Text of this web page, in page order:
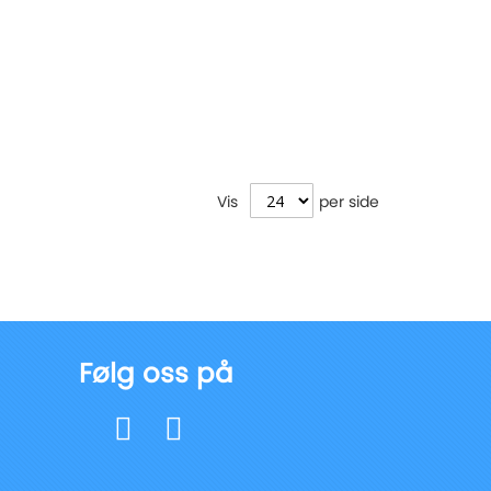
Vis per side
Følg oss på